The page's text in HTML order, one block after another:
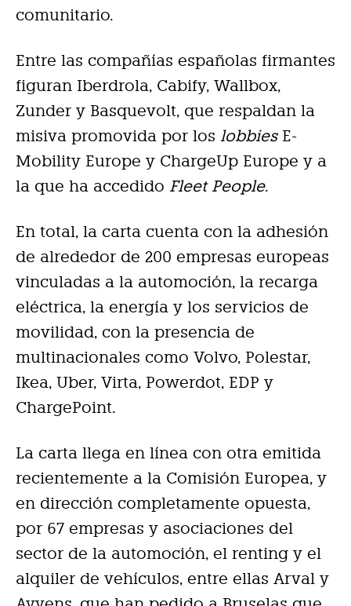
comunitario.
Entre las compañías españolas firmantes
figuran Iberdrola, Cabify, Wallbox,
Zunder y Basquevolt, que respaldan la
misiva promovida por los lobbiesE-
Mobility Europe y ChargeUp Europe y a
la que ha accedido Fleet People.
En total, la carta cuenta con la adhesión
de alrededor de 200 empresas europeas
vinculadas a la automoción, la recarga
eléctrica, la energía y los servicios de
movilidad, con la presencia de
multinacionales como Volvo, Polestar,
Ikea, Uber, Virta, Powerdot, EDP y
ChargePoint.
La carta llega en línea con otra emitida
recientemente a la Comisión Europea, y
en dirección completamente opuesta,
por 67 empresas y asociaciones del
sector de la automoción, el renting y el
alquiler de vehículos, entre ellas Arval y